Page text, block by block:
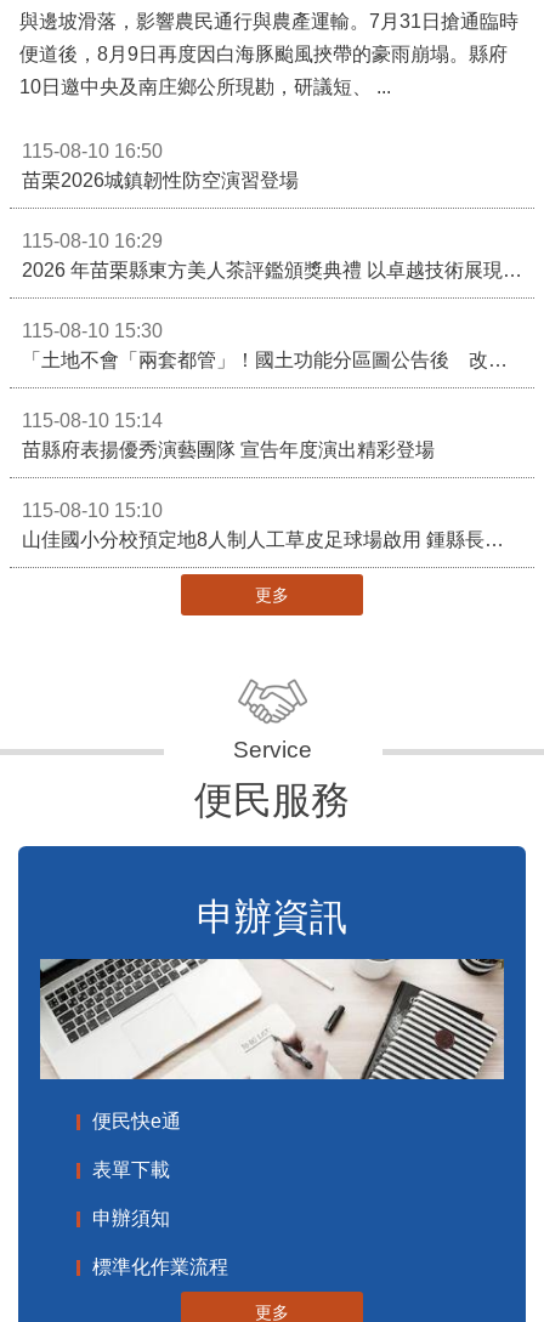
與邊坡滑落，影響農民通行與農產運輸。7月31日搶通臨時
便道後，8月9日再度因白海豚颱風挾帶的豪雨崩塌。縣府
115-08-10 16:50
苗栗2026城鎮韌性防空演習登場
115-08-10 16:29
115-08-10 15:30
115-08-10 15:14
苗縣府表揚優秀演藝團隊 宣告年度演出精彩登場
115-08-10 15:10
更多
便民服務
申辦資訊
便民快e通
表單下載
申辦須知
標準化作業流程
更多